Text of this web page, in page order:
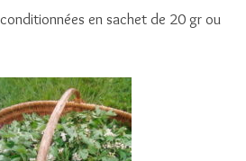
en sachet de 20 gr ou